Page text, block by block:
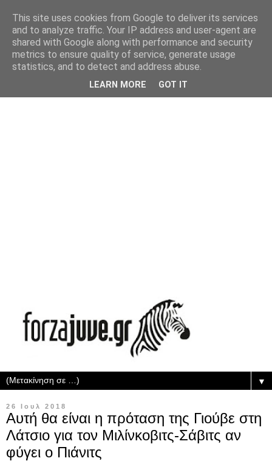
▼
26 Ιουλ 2018
Αυτή θα είναι η πρόταση της Γιούβε στη
Λάτσιο για τον Μιλίνκοβιτς-Σάβιτς αν
φύγει ο Πιάνιτς
This site uses cookies from Google to deliver its services
and to analyze traffic. Your IP address and user-agent are
shared with Google along with performance and security
metrics to ensure quality of service, generate usage
statistics, and to detect and address abuse.
LEARN MORE GOT IT